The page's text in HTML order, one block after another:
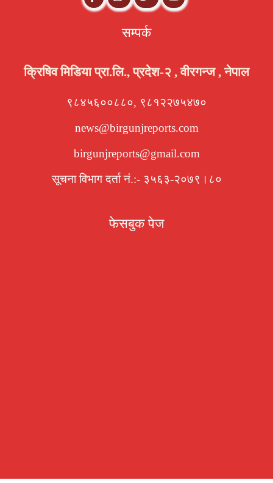
सम्पर्क
क्रिषिव मिडिया प्रा.लि., प्रदेश-२ , वीरगन्ज , नेपाल
९८४५६००८८०, ९८१२२७५४७०
news@birgunjreports.com
birgunjreports@gmail.com
सूचना विभाग दर्ता नं.:- ३५६३-२०७९।८०
फेसबुक पेज